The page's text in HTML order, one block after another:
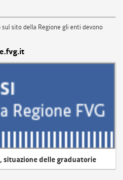
sito della Regione gli enti devono
situazione delle graduatorie